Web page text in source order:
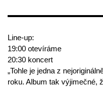
Line-up:
19:00 otevíráme
20:30 koncert
„Tohle je jedna z
roku. Album tak výjimečné,